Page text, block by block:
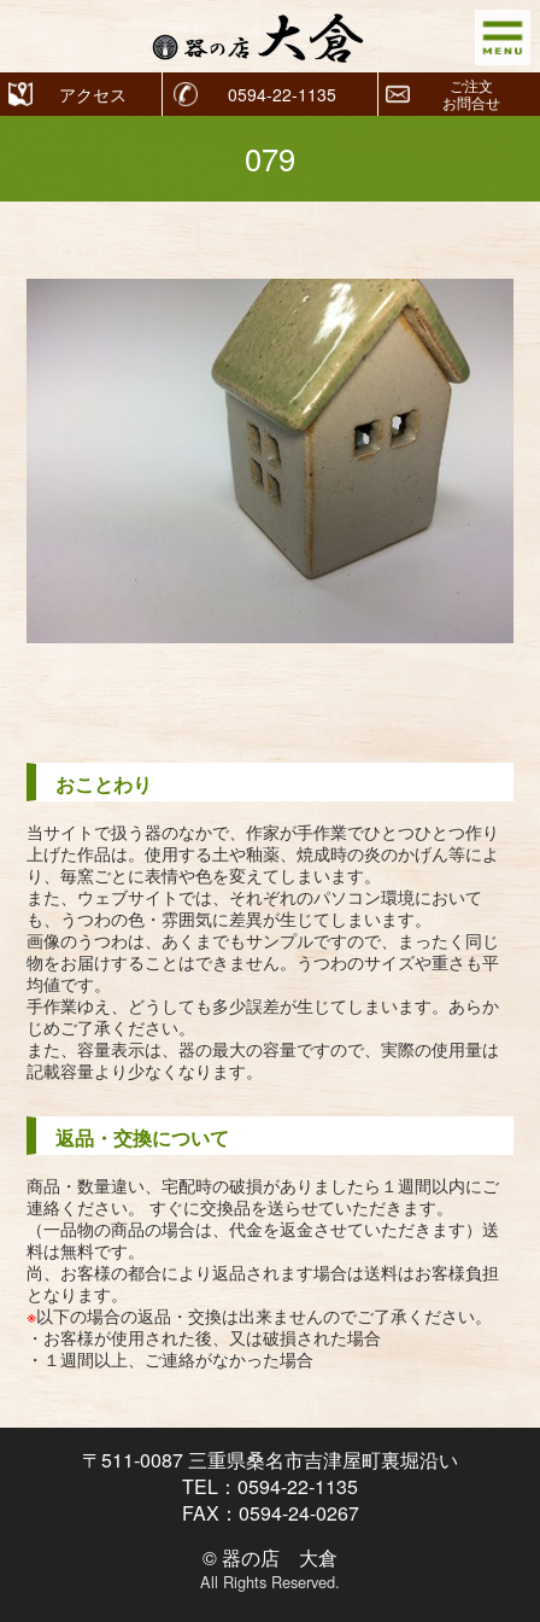
アクセス 0594-22-1135
ご注文
お問合せ
079
おことわり
当サイトで扱う器のなかで、作家が手作業でひとつひとつ作り
上げた作品は。使用する土や釉薬、焼成時の炎のかげん等によ
り、毎窯ごとに表情や色を変えてしまいます。
また、ウェブサイトでは、それぞれのパソコン環境において
も、うつわの色・雰囲気に差異が生じてしまいます。
画像のうつわは、あくまでもサンプルですので、まったく同じ
物をお届けすることはできません。うつわのサイズや重さも平
均値です。
手作業ゆえ、どうしても多少誤差が生じてしまいます。あらか
じめご了承ください。
また、容量表示は、器の最大の容量ですので、実際の使用量は
記載容量より少なくなります。
返品・交換について
商品・数量違い、宅配時の破損がありましたら１週間以内にご
連絡ください。 すぐに交換品を送らせていただきます。
（一品物の商品の場合は、代金を返金させていただきます）送
料は無料です。
尚、お客様の都合により返品されます場合は送料はお客様負担
となります。
※以下の場合の返品・交換は出来ませんのでご了承ください。
・お客様が使用された後、又は破損された場合
・１週間以上、ご連絡がなかった場合
〒511-0087 三重県桑名市吉津屋町裏堀沿い
TEL：0594-22-1135
FAX：0594-24-0267
© 器の店 大倉
All Rights Reserved.